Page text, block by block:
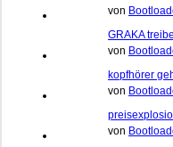
von
GRAKA
von
kopfhörer
von
von